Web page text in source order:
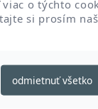
o týchto
si prosím
odmietnuť všetko